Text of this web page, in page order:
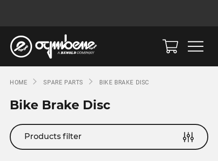
HOME SPARE PARTS BIKE BRAKE DISC
Bike Brake Disc
Products filter